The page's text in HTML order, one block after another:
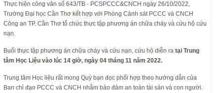
Thực hiện công văn số 643/TB - PCSPCCC&CNCH ngày 26/10/2022,
Trường Đại học Cần Thơ kết hợp với Phòng Cảnh sát PCCC và CNCH
Công an TP. Cần Thơ tổ chức thực tập phương án chữa cháy và cứu hộ cứu
nạn.
Buổi thực tập phương án chữa cháy và cứu nạn, cứu hộ diễn ra tại Trung
tâm Học Liệu vào lúc 14 giờ, ngày 04 tháng 11 năm 2022.
Trung tâm Học liệu rất mong Quý bạn đọc phối hợp theo hướng dẫn của
Ban chỉ đạo PCCC và CNCH nhằm bảo đảm an toàn tài sản và con người.